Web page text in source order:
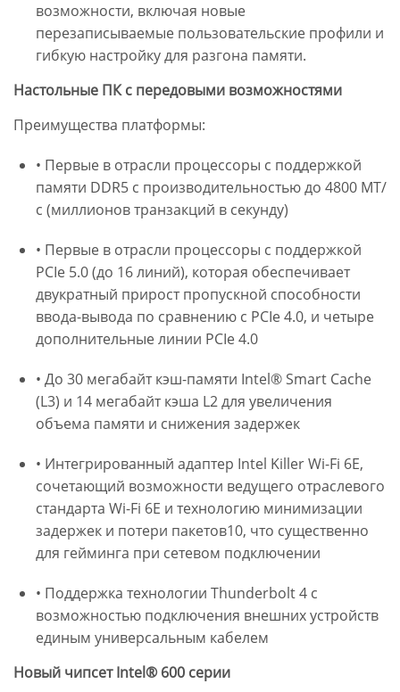
возможности, включая новые
перезаписываемые пользовательские профили и
гибкую настройку для разгона памяти.
Настольные ПК с передовыми возможностями
Преимущества платформы:
• Первые в отрасли процессоры с поддержкой
памяти DDR5 с производительностью до 4800 MT/
с (миллионов транзакций в секунду)
• Первые в отрасли процессоры с поддержкой
PCIe 5.0 (до 16 линий), которая обеспечивает
двукратный прирост пропускной способности
ввода-вывода по сравнению с PCIe 4.0, и четыре
дополнительные линии PCIe 4.0
• До 30 мегабайт кэш-памяти Intel® Smart Cache
(L3) и 14 мегабайт кэша L2 для увеличения
объема памяти и снижения задержек
• Интегрированный адаптер Intel Killer Wi-Fi 6E,
сочетающий возможности ведущего отраслевого
стандарта Wi-Fi 6E и технологию минимизации
задержек и потери пакетов10, что существенно
для гейминга при сетевом подключении
• Поддержка технологии Thunderbolt 4 с
возможностью подключения внешних устройств
единым универсальным кабелем
Новый чипсет Intel® 600 серии